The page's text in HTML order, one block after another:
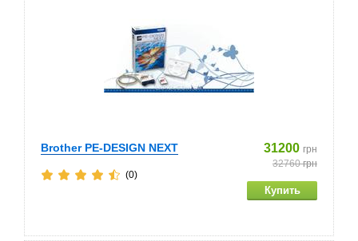
Brother PE-DESIGN NEXT 31200 грн
32760грн
(0)